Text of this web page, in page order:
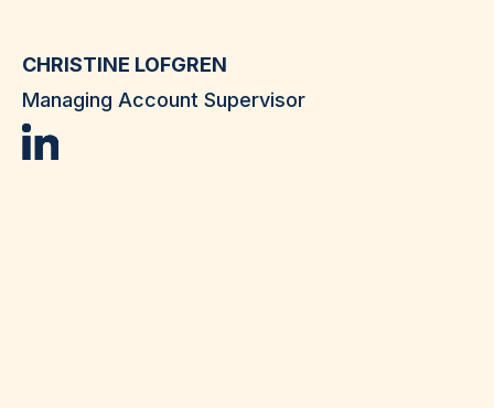
CHRISTINE LOFGREN
Managing Account Supervisor